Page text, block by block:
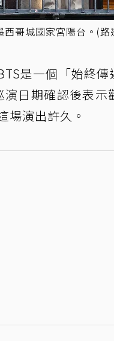
西哥城國家宮陽台。(路
是一個「始終
日期確認後表
場演出許久。